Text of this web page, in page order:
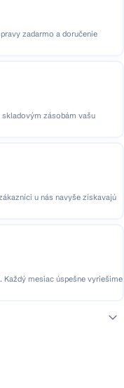
zadarmo a doručenie
zásobám vašu
u nás navyše získavajú
mesiac úspešne vyriešime